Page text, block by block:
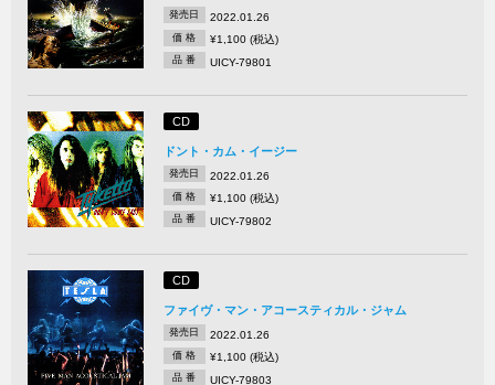
発売日 2022.01.26
価 格 ¥1,100 (税込)
品 番 UICY-79801
CD
ドント・カム・イージー
発売日 2022.01.26
価 格 ¥1,100 (税込)
品 番 UICY-79802
CD
ファイヴ・マン・アコースティカル・ジャム
発売日 2022.01.26
価 格 ¥1,100 (税込)
品 番 UICY-79803